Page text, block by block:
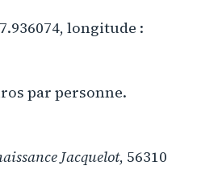
longitude :
par personne.
Jacquelot, 56310